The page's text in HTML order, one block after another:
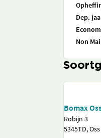
Dep.
Non
Bomax
Robijn 3
5345TD, Oss